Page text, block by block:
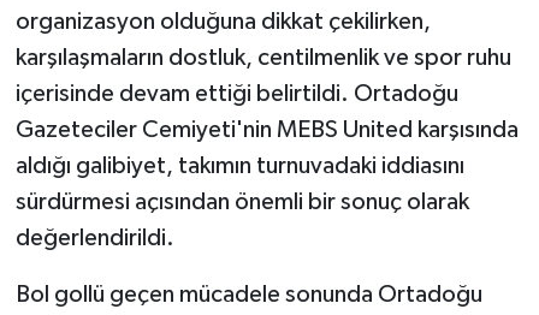
organizasyon olduğuna dikkat çekilirken,
karşılaşmaların dostluk, centilmenlik ve spor ruhu
içerisinde devam ettiği belirtildi. Ortadoğu
Gazeteciler Cemiyeti'nin MEBS United karşısında
aldığı galibiyet, takımın turnuvadaki iddiasını
sürdürmesi açısından önemli bir sonuç olarak
değerlendirildi.
Bol gollü geçen mücadele sonunda Ortadoğu